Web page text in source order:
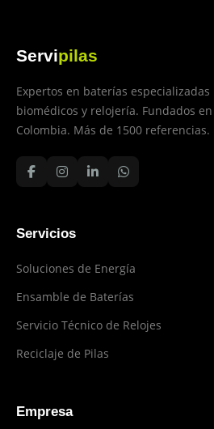
Servipilas
Expertos en baterías especializadas
biomédicos y relojería. Fundados
Colombia. Más de 1500 referencias.
Servicios
Soluciones de Energía
Ensamble de Baterías
Servicio Técnico de Relojes
Reciclaje de Pilas
Empresa